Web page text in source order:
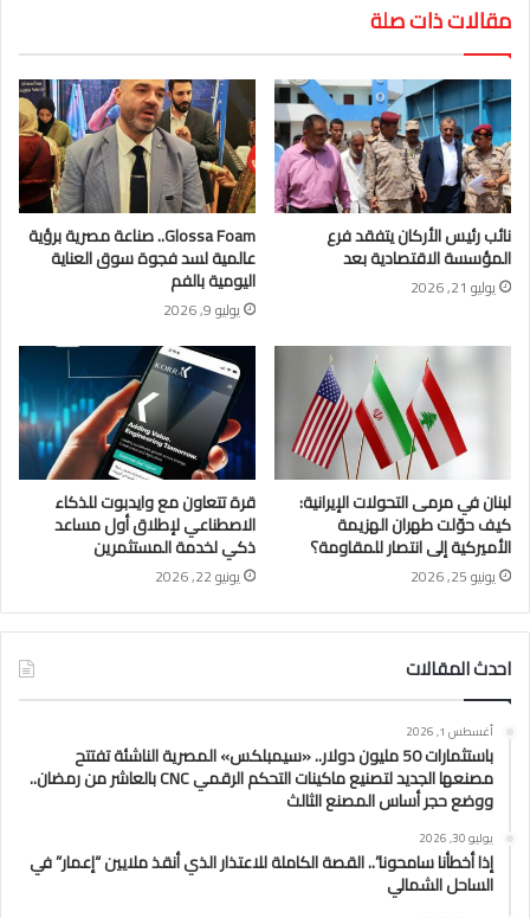
مقالات ذات صلة
نائب رئيس الأركان يتفقد فرع
المؤسسة الاقتصادية بعد
يوليو 21, 2026
Glossa Foam.. صناعة مصرية برؤية
عالمية لسد فجوة سوق العناية
اليومية بالفم
يوليو 9, 2026
لبنان في مرمى التحولات الإيرانية:
كيف حوّلت طهران الهزيمة
الأميركية إلى انتصار للمقاومة؟
يونيو 25, 2026
قرة تتعاون مع وايدبوت للذكاء
الاصطناعي لإطلاق أول مساعد
ذكي لخدمة المستثمرين
يونيو 22, 2026
احدث المقالات
أغسطس 1, 2026
باستثمارات 50 مليون دولار.. «سيمبلكس» المصرية الناشئة تفتتح
مصنعها الجديد لتصنيع ماكينات التحكم الرقمي CNC بالعاشر من رمضان..
ووضع حجر أساس المصنع الثالث
يوليو 30, 2026
إذا أخطأنا سامحونا”.. القصة الكاملة للاعتذار الذي أنقذ ملايين “إعمار” في
الساحل الشمالي